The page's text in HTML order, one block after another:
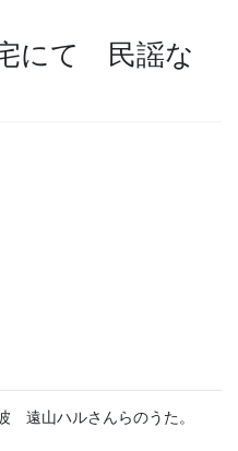
にて 民謡な
山ハルさんらのうた。